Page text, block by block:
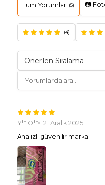
Tüm Yorumlar (5) 📷
(4)
Önerilen Sıralama
Y** Ö**
21 Aralık 2025
Analizli güvenilir marka